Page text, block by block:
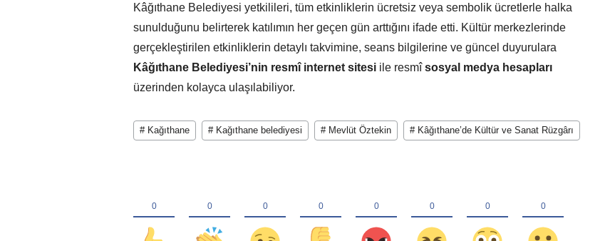
Kâğıthane Belediyesi yetkilileri, tüm etkinliklerin ücretsiz veya sembolik ücretlerle halka
sunulduğunu belirterek katılımın her geçen gün arttığını ifade etti. Kültür merkezlerinde
gerçekleştirilen etkinliklerin detaylı takvimine, seans bilgilerine ve güncel duyurulara
Kâğıthane Belediyesi’nin resmî internet sitesi ile resmîsosyal medya hesapları
üzerinden kolayca ulaşılabiliyor.
# Kağıthane # Kağıthane belediyesi # Mevlüt Öztekin # Kâğıthane’de Kültür ve Sanat Rüzgârı